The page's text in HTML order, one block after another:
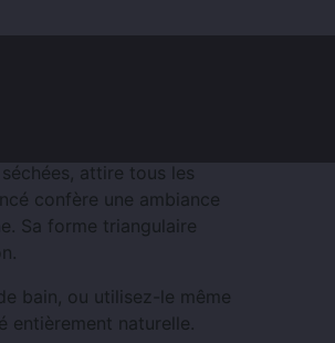
attire tous les
confère une ambiance
Sa forme triangulaire
bain, ou utilisez-le même
entièrement naturelle.